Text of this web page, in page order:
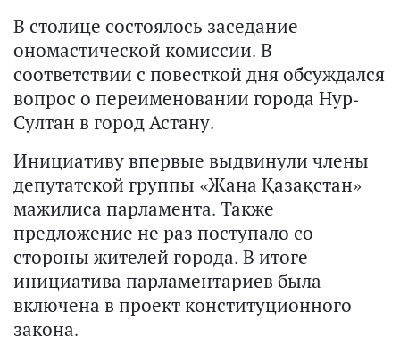
В столице состоялось заседание
ономастической комиссии. В
соответствии с повесткой дня обсуждался
вопрос о переименовании города Нур-
Султан в город Астану.
Инициативу впервые выдвинули члены
депутатской группы «Жаңа Қазақстан»
мажилиса парламента. Также
предложение не раз поступало со
стороны жителей города. В итоге
инициатива парламентариев была
включена в проект конституционного
закона.